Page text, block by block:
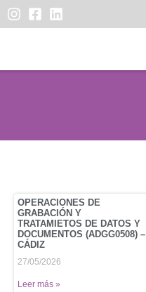
OPERACIONES DE
GRABACIÓN Y
TRATAMIETOS DE DATOS Y
DOCUMENTOS (ADGG0508) –
CÁDIZ
27/05/2026
Leer más »